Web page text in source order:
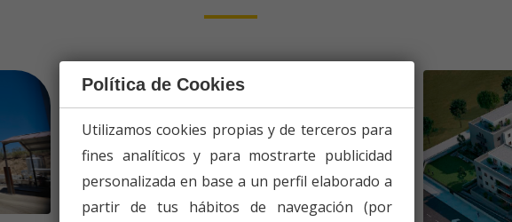
Política de Cookies
Utilizamos cookies propias y de terceros para
fines analíticos y para mostrarte publicidad
personalizada en base a un perfil elaborado a
partir de tus hábitos de navegación (por